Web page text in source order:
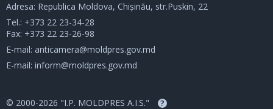
Adresa: Republica Moldova, Chișinău, str.Puskin, 22
Tel.: +373 22 23-34-28
Fax: +373 22 23-26-98
E-mail: anticamera@moldpres.gov.md
E-mail: inform@moldpres.gov.md
© 2000-2026 "I.P. MOLDPRES A.I.S." ?